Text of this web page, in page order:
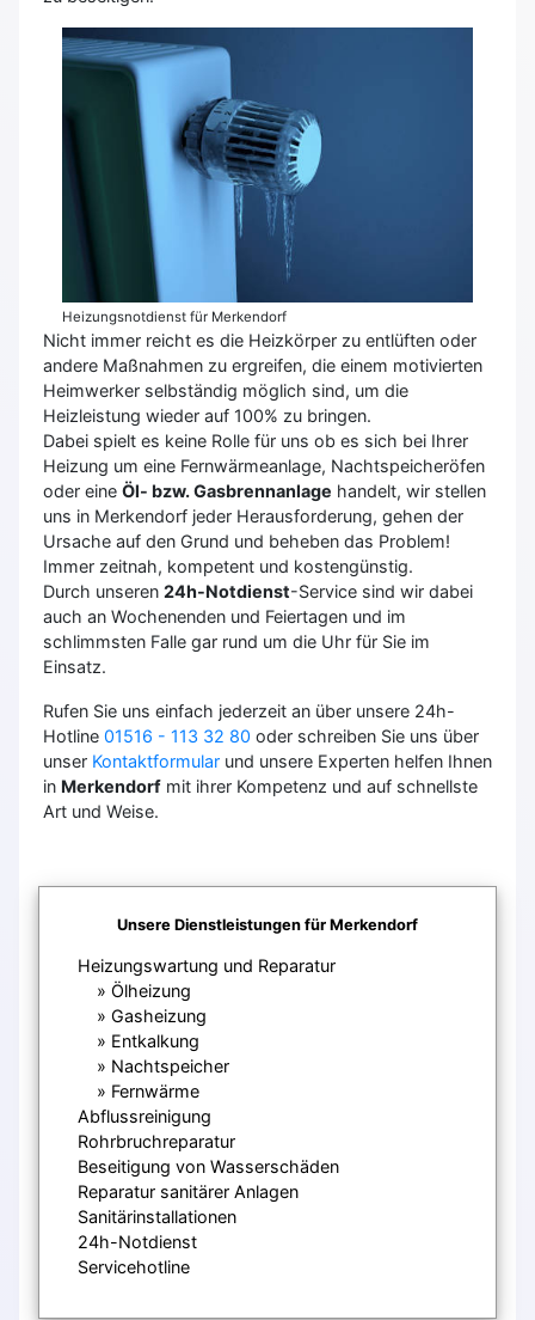
Heizungsnotdienst für Merkendorf
Nicht immer reicht es die Heizkörper zu entlüften oder
andere Maßnahmen zu ergreifen, die einem motivierten
Heimwerker selbständig möglich sind, um die
Heizleistung wieder auf 100% zu bringen.
Dabei spielt es keine Rolle für uns ob es sich bei Ihrer
Heizung um eine Fernwärmeanlage, Nachtspeicheröfen
oder eine Öl- bzw. Gasbrennanlage handelt, wir stellen
uns in Merkendorf jeder Herausforderung, gehen der
Ursache auf den Grund und beheben das Problem!
Immer zeitnah, kompetent und kostengünstig.
Durch unseren 24h-Notdienst-Service sind wir dabei
auch an Wochenenden und Feiertagen und im
schlimmsten Falle gar rund um die Uhr für Sie im
Einsatz.
Rufen Sie uns einfach jederzeit an über unsere 24h-
Hotline 01516 - 113 32 80 oder schreiben Sie uns über
unser Kontaktformular und unsere Experten helfen Ihnen
in Merkendorf mit ihrer Kompetenz und auf schnellste
Art und Weise.
Unsere Dienstleistungen für Merkendorf
Heizungswartung und Reparatur
Ölheizung
Gasheizung
Entkalkung
Nachtspeicher
Fernwärme
Abflussreinigung
Rohrbruchreparatur
Beseitigung von Wasserschäden
Reparatur sanitärer Anlagen
Sanitärinstallationen
24h-Notdienst
Servicehotline